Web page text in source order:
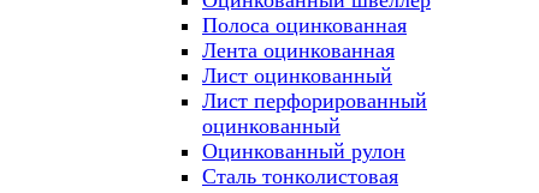
Полоса оцинкованная
Лента оцинкованная
Лист оцинкованный
Лист перфорированный
оцинкованный
Оцинкованный рулон
Сталь тонколистовая